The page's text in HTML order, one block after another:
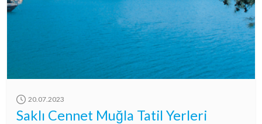
20.07.2023
Saklı Cennet Muğla Tatil Yerleri